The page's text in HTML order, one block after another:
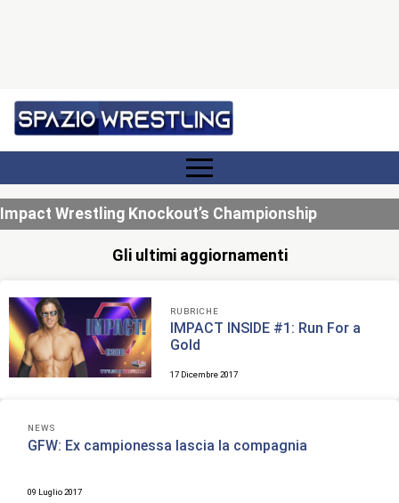
Impact Wrestling Knockout’s Championship
Gli ultimi aggiornamenti
RUBRICHE
IMPACT INSIDE #1: Run For a
Gold
17 Dicembre 2017
NEWS
GFW: Ex campionessa lascia la compagnia
09 Luglio 2017